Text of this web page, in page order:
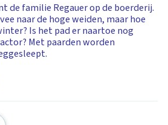
de familie Regauer op de boerderij.
naar de hoge weiden, maar hoe
Is het pad er naartoe nog
Met paarden worden